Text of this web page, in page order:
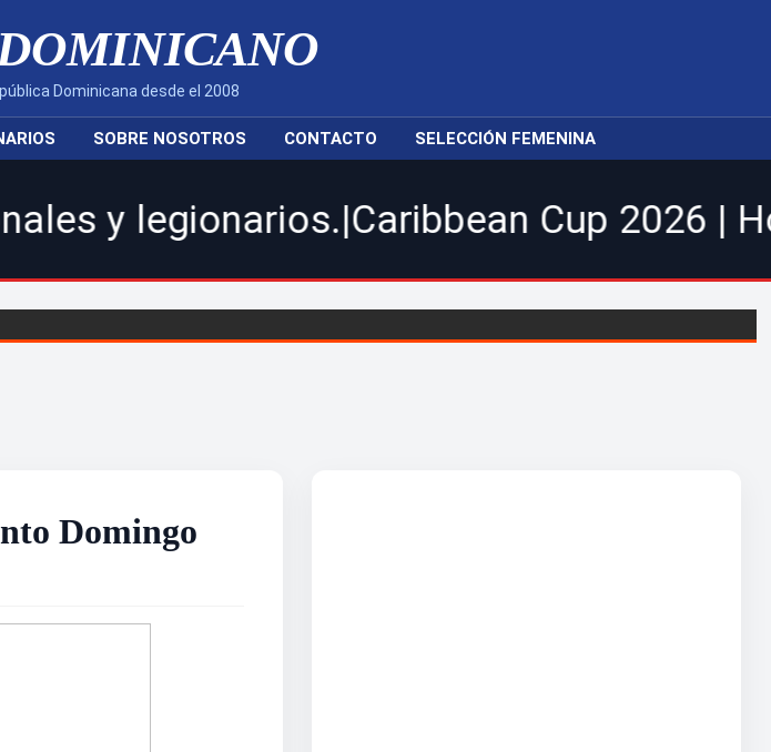
Dominicana desde el 2008
SOBRE NOSOTROS CONTACTO SELECCIÓN FEMENINA
Cup 2026 | Hoy
Domingo